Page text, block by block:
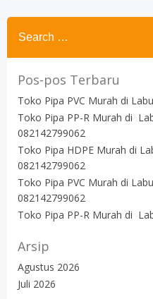
Search
for:
Pos-pos Terbaru
Toko Pipa PVC Murah di
Toko Pipa PP-R Murah di
082142799062
Toko Pipa HDPE Murah di
082142799062
Toko Pipa PVC Murah di
082142799062
Toko Pipa PP-R Murah di
Arsip
Agustus 2026
Juli 2026